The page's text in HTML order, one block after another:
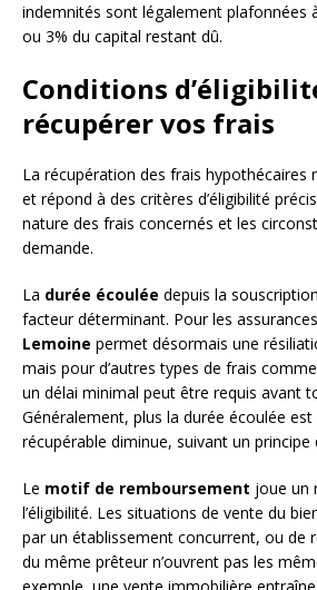
indemnités sont légalement plafonnées
ou 3% du capital restant dû.
Conditions
récupérer vos frais
La récupération des frais hypothécaires
et répond à des critères d’éligibilité
nature des frais concernés et les
demande.
La durée écoulée depuis la
facteur déterminant. Pour les
Lemoine permet désormais une
mais pour d’autres types de frais
un délai minimal peut être requis avant
Généralement, plus la durée écoulée
récupérable diminue, suivant un principe
Le motif de remboursement joue un
l’éligibilité. Les situations de vente du
par un établissement concurrent, ou de
du même prêteur n’ouvrent pas les